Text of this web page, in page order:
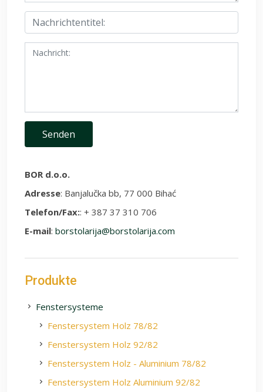
BOR d.o.o.
Adresse: Banjalučka bb, 77 000 Bihać
Telefon/Fax:: + 387 37 310 706
E-mail: borstolarija@borstolarija.com
Produkte
Fenstersysteme
Fenstersystem Holz 78/82
Fenstersystem Holz 92/82
Fenstersystem Holz - Aluminium 78/82
Fenstersystem Holz Aluminium 92/82